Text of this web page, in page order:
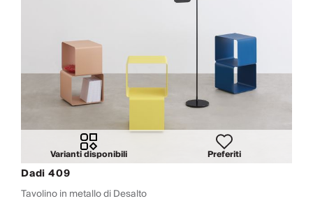
Varianti disponibili Preferiti
Dadi 409
Tavolino in metallo di Desalto